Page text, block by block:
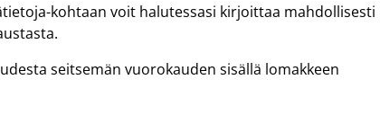
kohtaan voit halutessasi kirjoittaa mahdollisesti
seitsemän vuorokauden sisällä lomakkeen